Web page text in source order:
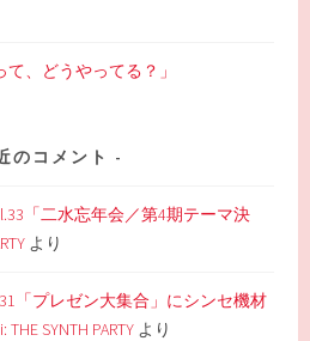
、どうやってる？」
のコメント
「二水忘年会／第4期テーマ決
より
「プレゼン大集合」にシンセ機材
SYNTH PARTY より